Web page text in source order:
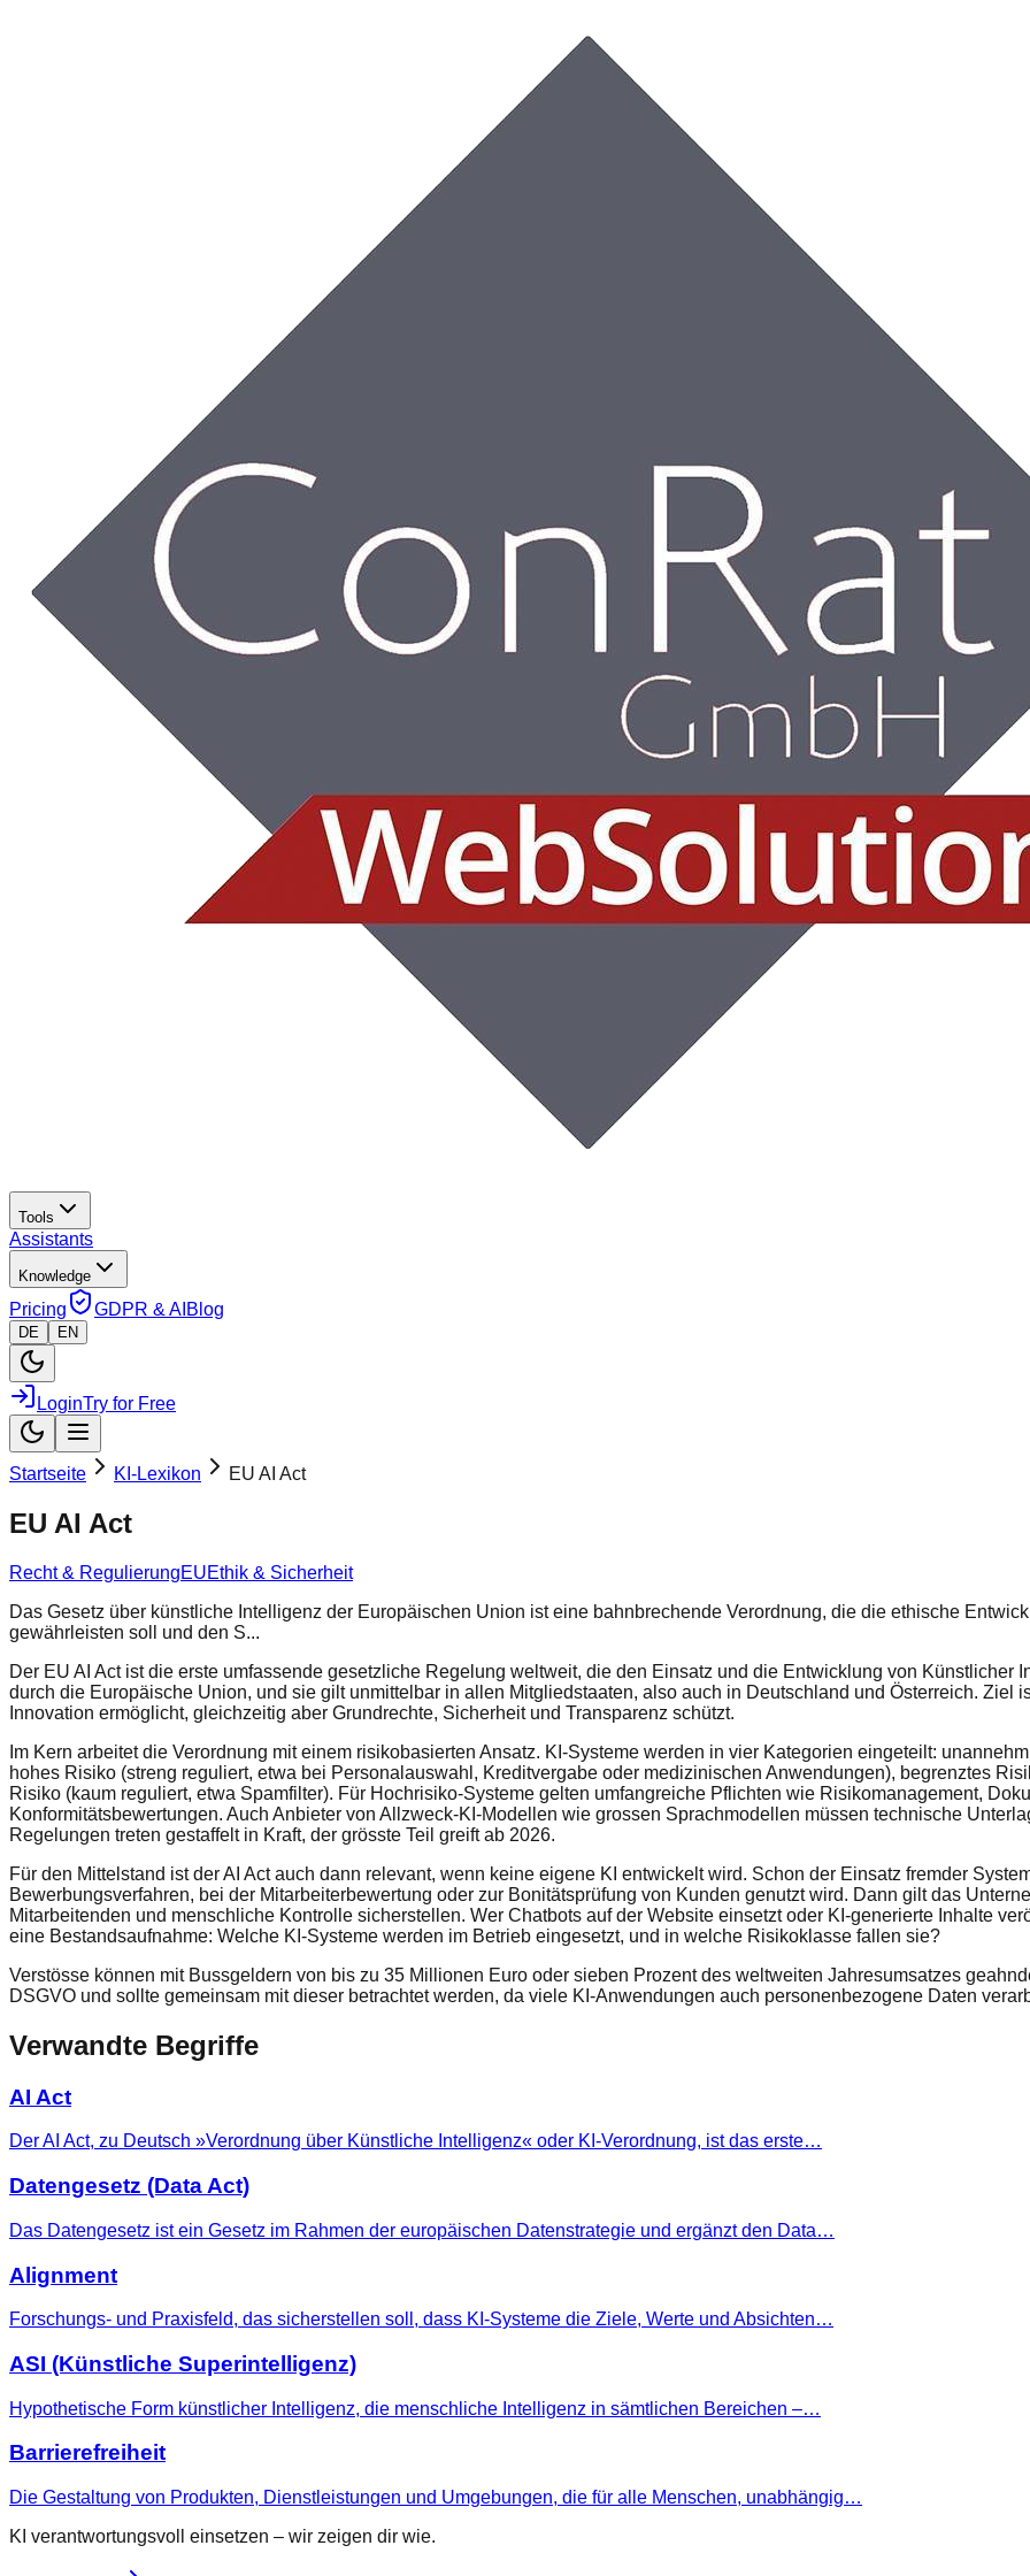
Tools
Assistants
Knowledge
Pricing GDPR & AI Blog
DE EN
LoginTry for Free
Startseite KI-Lexikon EU AI Act
EU AI Act
Recht & RegulierungEUEthik & Sicherheit
Das Gesetz über künstliche Intelligenz der Europäischen Union ist eine bahnbrechende Verordnung, die die ethische
gewährleisten soll und den S...
Der EU AI Act ist die erste umfassende gesetzliche Regelung weltweit, die den Einsatz und die Entwicklung von Künstlicher
durch die Europäische Union, und sie gilt unmittelbar in allen Mitgliedstaaten, also auch in Deutschland und Österreich. Ziel
Innovation ermöglicht, gleichzeitig aber Grundrechte, Sicherheit und Transparenz schützt.
Im Kern arbeitet die Verordnung mit einem risikobasierten Ansatz. KI-Systeme werden in vier Kategorien eingeteilt:
hohes Risiko (streng reguliert, etwa bei Personalauswahl, Kreditvergabe oder medizinischen Anwendungen), begrenztes
Risiko (kaum reguliert, etwa Spamfilter). Für Hochrisiko-Systeme gelten umfangreiche Pflichten wie Risikomanagement,
Konformitätsbewertungen. Auch Anbieter von Allzweck-KI-Modellen wie grossen Sprachmodellen müssen technische
Regelungen treten gestaffelt in Kraft, der grösste Teil greift ab 2026.
Für den Mittelstand ist der AI Act auch dann relevant, wenn keine eigene KI entwickelt wird. Schon der Einsatz fremder
Bewerbungsverfahren, bei der Mitarbeiterbewertung oder zur Bonitätsprüfung von Kunden genutzt wird. Dann gilt das
Mitarbeitenden und menschliche Kontrolle sicherstellen. Wer Chatbots auf der Website einsetzt oder KI-generierte Inhalte
eine Bestandsaufnahme: Welche KI-Systeme werden im Betrieb eingesetzt, und in welche Risikoklasse fallen sie?
Verstösse können mit Bussgeldern von bis zu 35 Millionen Euro oder sieben Prozent des weltweiten Jahresumsatzes
DSGVO und sollte gemeinsam mit dieser betrachtet werden, da viele KI-Anwendungen auch personenbezogene Daten
Verwandte Begriffe
AI Act
Der AI Act, zu Deutsch »Verordnung über Künstliche Intelligenz« oder KI-Verordnung, ist das erste…
Datengesetz (Data Act)
Das Datengesetz ist ein Gesetz im Rahmen der europäischen Datenstrategie und ergänzt den Data…
Alignment
Forschungs- und Praxisfeld, das sicherstellen soll, dass KI-Systeme die Ziele, Werte und Absichten…
ASI (Künstliche Superintelligenz)
Hypothetische Form künstlicher Intelligenz, die menschliche Intelligenz in sämtlichen Bereichen –…
Barrierefreiheit
Die Gestaltung von Produkten, Dienstleistungen und Umgebungen, die für alle Menschen, unabhängig…
KI verantwortungsvoll einsetzen – wir zeigen dir wie.